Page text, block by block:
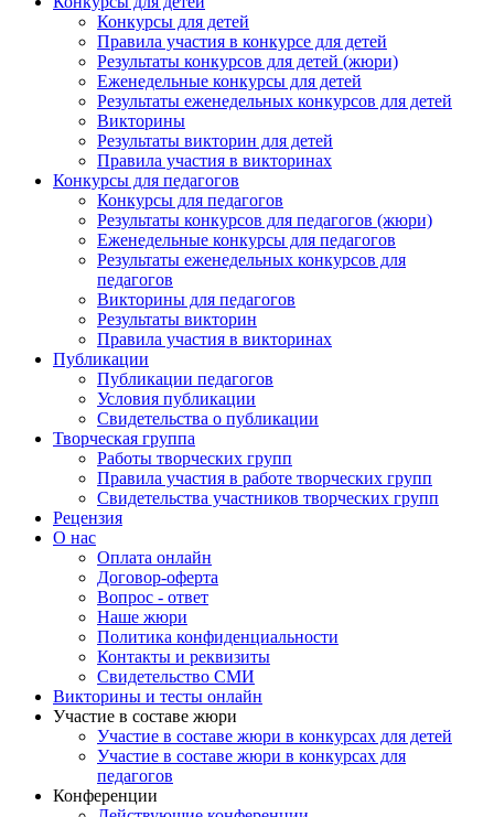
Конкурсы для детей
Конкурсы для детей
Правила участия в конкурсе для детей
Результаты конкурсов для детей (жюри)
Еженедельные конкурсы для детей
Результаты еженедельных конкурсов для детей
Викторины
Результаты викторин для детей
Правила участия в викторинах
Конкурсы для педагогов
Конкурсы для педагогов
Результаты конкурсов для педагогов (жюри)
Еженедельные конкурсы для педагогов
Результаты еженедельных конкурсов для
педагогов
Викторины для педагогов
Результаты викторин
Правила участия в викторинах
Публикации
Публикации педагогов
Условия публикации
Свидетельства о публикации
Творческая группа
Работы творческих групп
Правила участия в работе творческих групп
Свидетельства участников творческих групп
Рецензия
О нас
Оплата онлайн
Договор-оферта
Вопрос - ответ
Наше жюри
Политика конфиденциальности
Контакты и реквизиты
Свидетельство СМИ
Викторины и тесты онлайн
Участие в составе жюри
Участие в составе жюри в конкурсах для детей
Участие в составе жюри в конкурсах для
педагогов
Конференции